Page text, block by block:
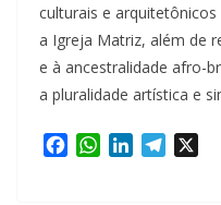
culturais e
a Igreja Matriz, além de
e à ancestralidade afro-
a pluralidade artística e
W